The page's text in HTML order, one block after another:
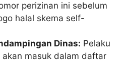
perizinan ini sebelum
halal skema self-
Dinas: Pelaku
masuk dalam daftar